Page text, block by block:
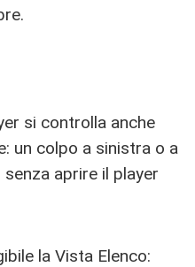
si controlla anche
un colpo a sinistra o a
aprire il player
la Vista Elenco: